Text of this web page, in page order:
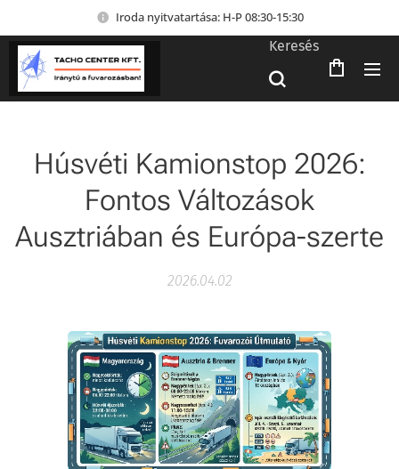
Iroda nyitvatartása: H-P 08:30-15:30
Keresés
Húsvéti Kamionstop 2026:
Fontos Változások
Ausztriában és Európa-szerte
2026.04.02